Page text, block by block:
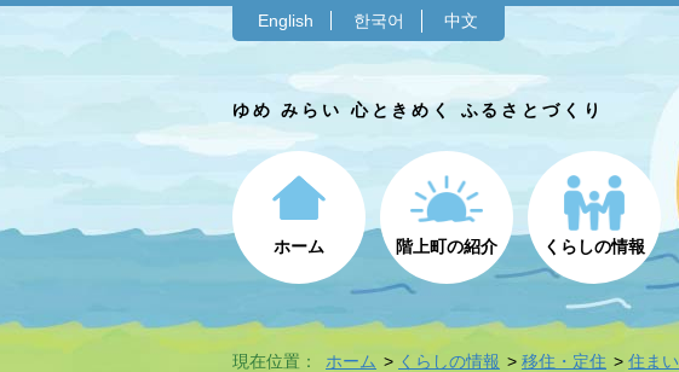
English 한국어 中文
ゆめ みらい 心ときめく ふるさとづくり
ホーム 階上町の紹介 くらしの情報
現在位置： ホーム くらしの情報 移住・定住 住ま